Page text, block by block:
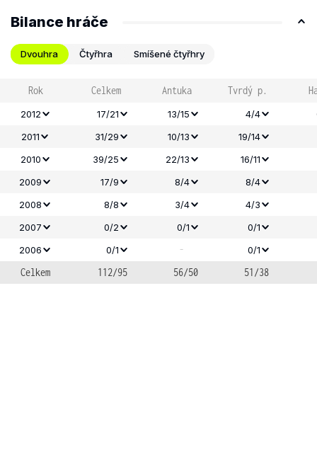
Bilance hráče
Dvouhra Čtyřhra Smíšené čtyřhry
Rok Celkem Antuka Tvrdý p.
2012 17/21 13/15 4/4
2011
31/29 10/13 19/14
2010
39/25 22/13
16/11
2009
17/9 8/4
8/4
2008
8/8 3/4
4/3
2007
0/2 0/1
0/1
2006
0/1 - 0/1
Celkem 112/95 56/50 51/38